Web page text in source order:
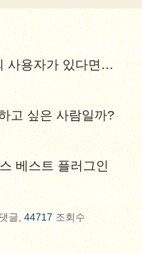
사용자가 있다면…
고 싶은 사람일까?
베스트 플러그인
글, 44717 조회수